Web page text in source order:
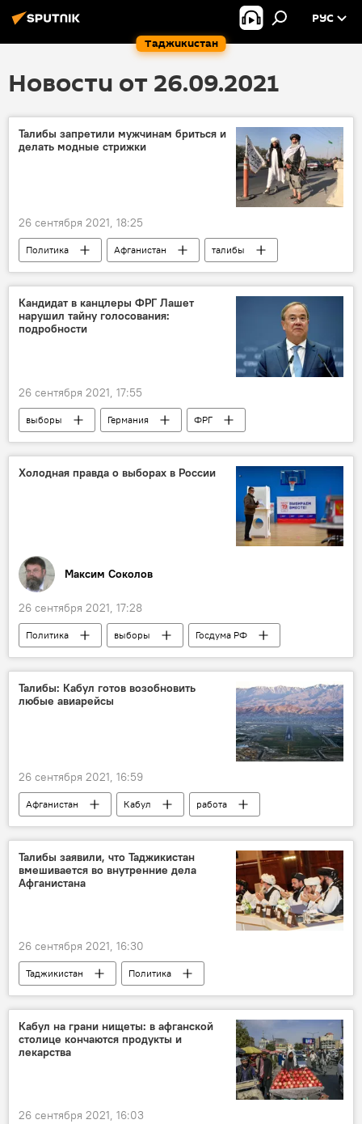
Таджикистан
РУС
Новости от 26.09.2021
Талибы запретили мужчинам бриться и
делать модные стрижки
26 сентября 2021, 18:25
Политика Афганистан талибы
Кандидат в канцлеры ФРГ Лашет
нарушил тайну голосования:
подробности
26 сентября 2021, 17:55
выборы Германия
ФРГ
парламент
Холодная правда о выборах в России
Максим Соколов
26 сентября 2021, 17:28
Политика выборы
Госдума РФ
Россия
Колумнисты
Талибы: Кабул готов возобновить
любые авиарейсы
26 сентября 2021, 16:59
Афганистан Кабул
работа
аэропорт
талибы
Талибы заявили, что Таджикистан
вмешивается во внутренние дела
Афганистана
26 сентября 2021, 16:30
Таджикистан
Политика
Афганистан
талибы
Кабул на грани нищеты: в афганской
столице кончаются продукты и
лекарства
26 сентября 2021, 16:03